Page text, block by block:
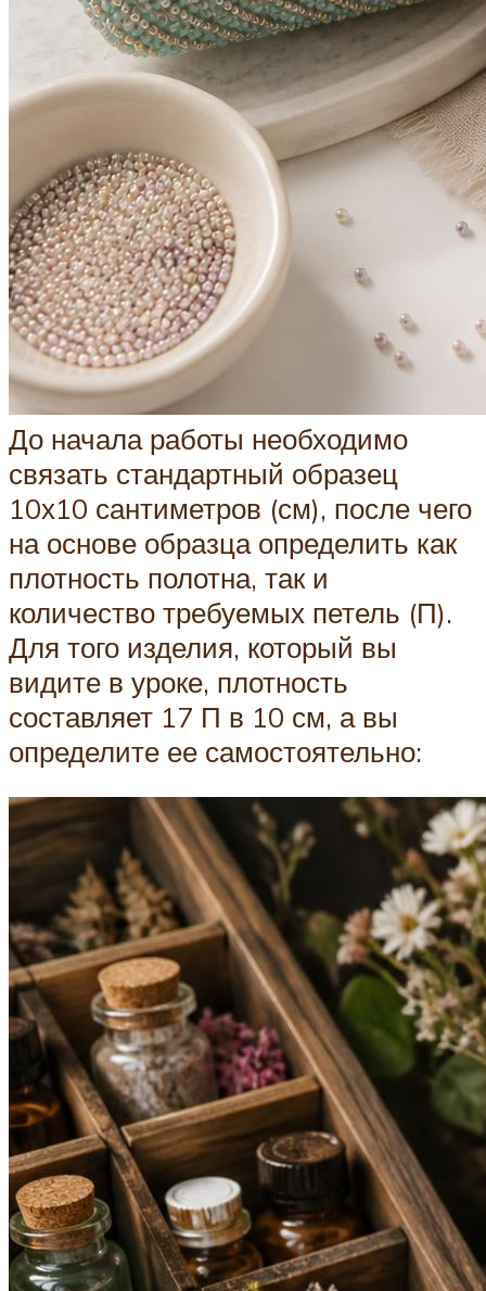
До начала работы необходимо
связать стандартный образец
10х10 сантиметров (см), после чего
на основе образца определить как
плотность полотна, так и
количество требуемых петель (П).
Для того изделия, который вы
видите в уроке, плотность
составляет 17 П в 10 см, а вы
определите ее самостоятельно: